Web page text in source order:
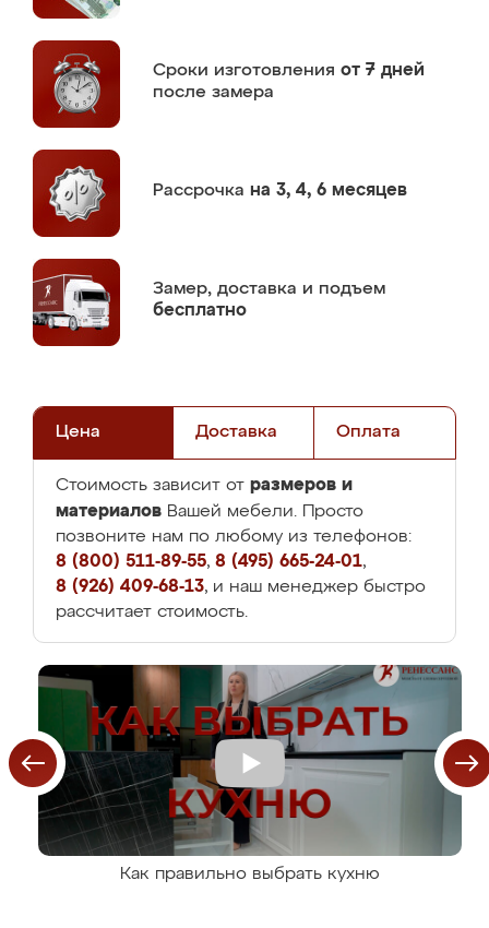
Сроки изготовления от 7 дней
после замера
Рассрочка на 3, 4, 6 месяцев
Замер, доставка и подъем
бесплатно
Цена Доставка Оплата
Стоимость зависит от размеров и
материалов Вашей мебели. Просто
позвоните нам по любому из телефонов:
8 (800) 511-89-55, 8 (495) 665-24-01,
8 (926) 409-68-13, и наш менеджер быстро
рассчитает стоимость.
Как правильно выбрать кухню